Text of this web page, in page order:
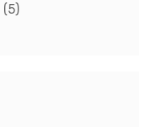
(5)